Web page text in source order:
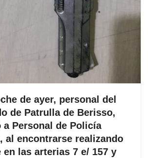
de ayer, personal del
de Patrulla de Berisso,
a Personal de Policía
al encontrarse realizando
en las arterias 7 e/ 157 y